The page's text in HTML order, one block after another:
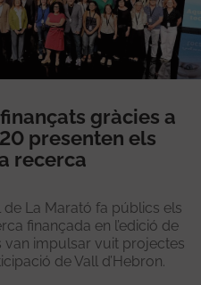
gràcies a
presenten els
recerca
de La Marató fa públics els
finançada en l’edició de
van impulsar vuit projectes
de Vall d’Hebron.